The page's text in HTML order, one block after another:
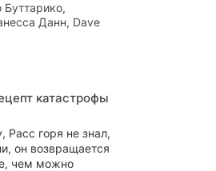
Данн, Dave
катастрофы
Расс горя не знал,
он возвращается
чем можно